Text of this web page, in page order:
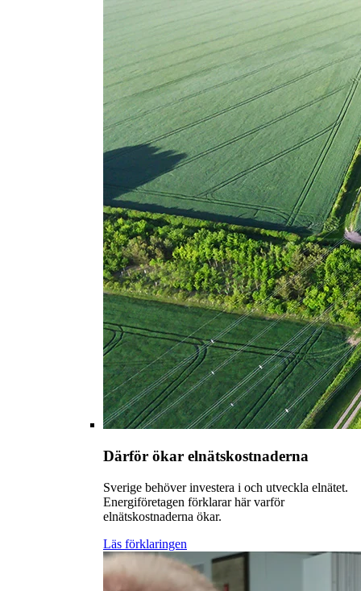
Därför ökar elnätskostnaderna
Sverige behöver investera i och utveckla elnätet.
Energiföretagen förklarar här varför
elnätskostnaderna ökar.
Läs förklaringen